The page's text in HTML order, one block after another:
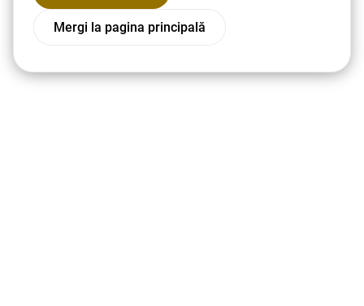
Mergi la pagina principală